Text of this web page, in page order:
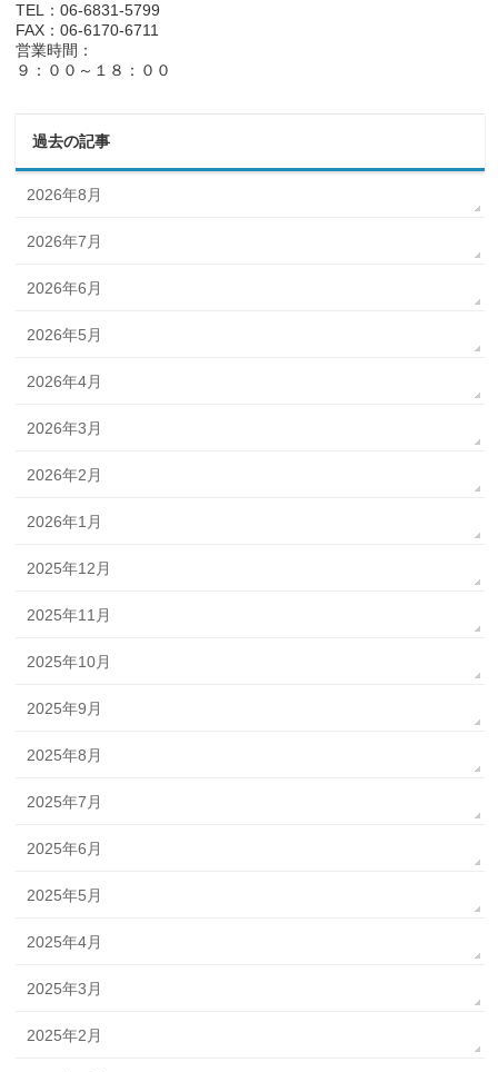
TEL：06-6831-5799
FAX：06-6170-6711
営業時間：
９：００～１８：００
過去の記事
2026年8月
2026年7月
2026年6月
2026年5月
2026年4月
2026年3月
2026年2月
2026年1月
2025年12月
2025年11月
2025年10月
2025年9月
2025年8月
2025年7月
2025年6月
2025年5月
2025年4月
2025年3月
2025年2月